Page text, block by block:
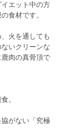
イエット中の方
食材です。
火を通しても
いクリーンな
肉の真骨頂で
。
がない「究極